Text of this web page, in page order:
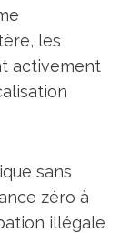
les
activement
sans
zéro à
illégale